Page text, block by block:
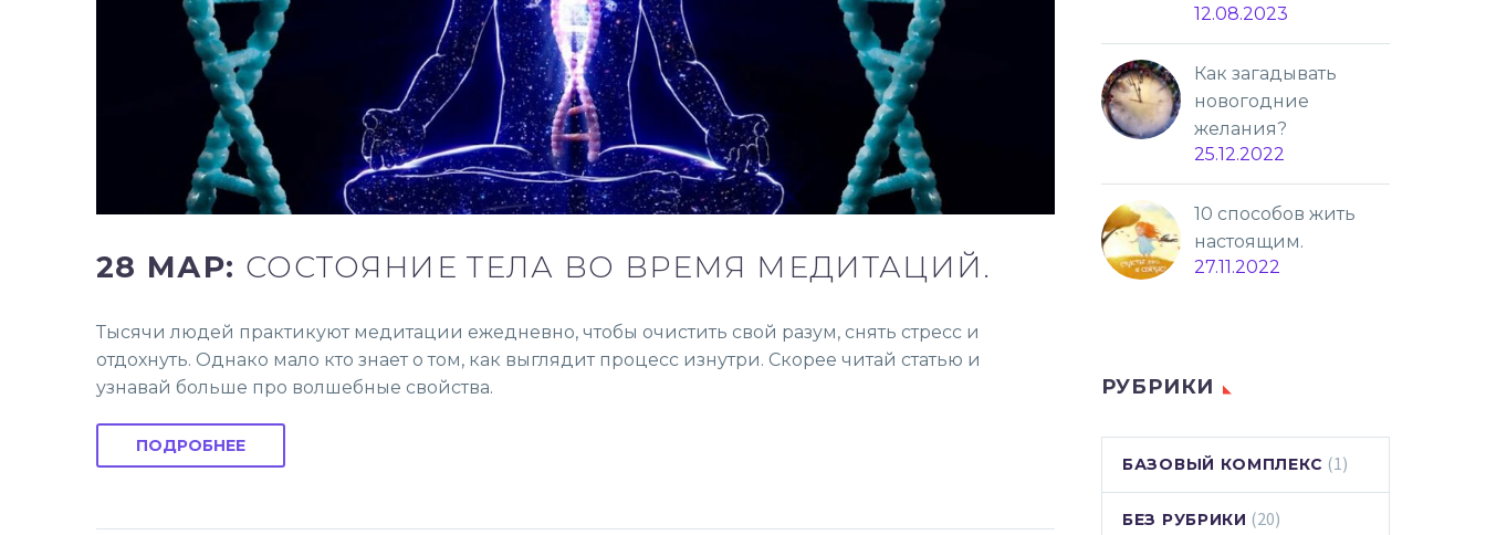
28 МАР: СОСТОЯНИЕ ТЕЛА ВО ВРЕМЯ МЕДИТАЦИЙ.
Тысячи людей практикуют медитации ежедневно, чтобы очистить свой разум, снять стресс и
отдохнуть. Однако мало кто знает о том, как выглядит процесс изнутри. Скорее читай статью и
узнавай больше про волшебные свойства.
ПОДРОБНЕЕ
12.08.2023
Как загадывать
новогодние
желания?
25.12.2022
10 способов жить
настоящим.
27.11.2022
РУБРИКИ
БАЗОВЫЙ КОМПЛЕКС (1)
БЕЗ РУБРИКИ (20)